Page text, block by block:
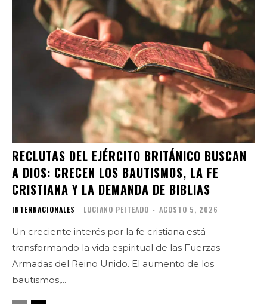
RECLUTAS DEL EJÉRCITO BRITÁNICO BUSCAN
A DIOS: CRECEN LOS BAUTISMOS, LA FE
CRISTIANA Y LA DEMANDA DE BIBLIAS
INTERNACIONALES LUCIANO PEITEADO - AGOSTO 5, 2026
Un creciente interés por la fe cristiana está
transformando la vida espiritual de las Fuerzas
Armadas del Reino Unido. El aumento de los
bautismos,...